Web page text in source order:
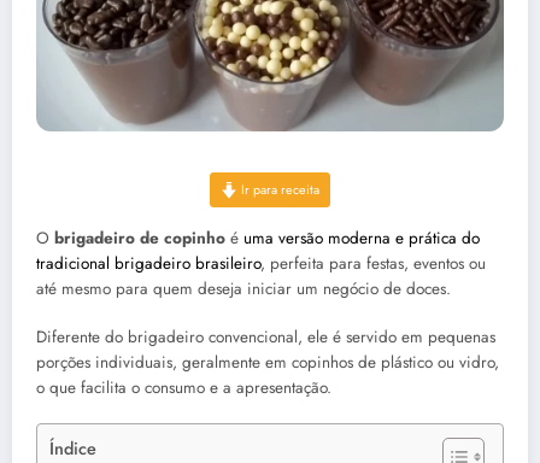
Ir para receita
O brigadeiro de copinho é uma versão moderna e prática do
tradicional brigadeiro brasileiro, perfeita para festas, eventos ou
até mesmo para quem deseja iniciar um negócio de doces.
Diferente do brigadeiro convencional, ele é servido em pequenas
porções individuais, geralmente em copinhos de plástico ou vidro,
o que facilita o consumo e a apresentação.
Índice